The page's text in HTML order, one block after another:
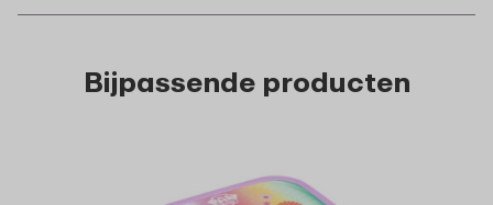
Bijpassende producten